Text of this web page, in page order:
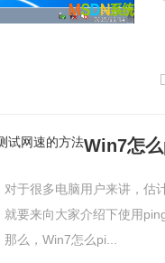
对于很多电脑用户来讲，估
就要来向大家介绍下使用
那么，Win7怎么pi...